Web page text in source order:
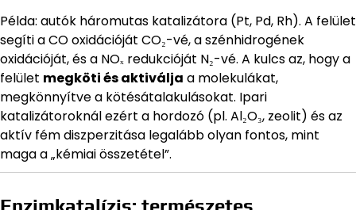
Példa: autók háromutas katalizátora (Pt, Pd, Rh). A felület
segíti a CO oxidációját CO₂-vé, a szénhidrogének
oxidációját, és a NOₓ redukcióját N₂-vé. A kulcs az, hogy a
felület megköti és aktiválja a molekulákat,
megkönnyítve a kötésátalakulásokat. Ipari
katalizátoroknál ezért a hordozó (pl. Al₂O₃, zeolit) és az
aktív fém diszperzitása legalább olyan fontos, mint
maga a „kémiai összetétel”.